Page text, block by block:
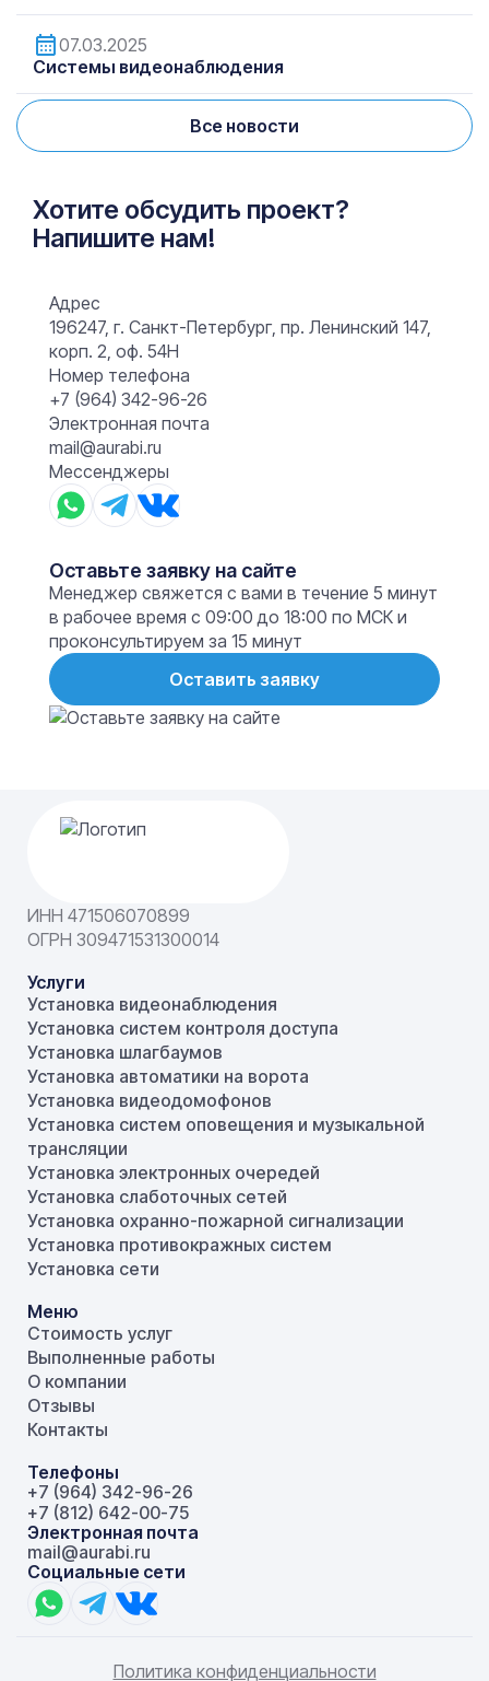
07.03.2025
Системы видеонаблюдения
Все новости
Хотите обсудить проект?
Напишите нам!
Адрес
196247, г. Санкт-Петербург, пр. Ленинский 147,
корп. 2, оф. 54Н
Номер телефона
+7 (964) 342-96-26
Электронная почта
mail@aurabi.ru
Мессенджеры
Оставьте заявку на сайте
Менеджер свяжется с вами в течение 5 минут
в рабочее время с 09:00 до 18:00 по МСК и
проконсультируем за 15 минут
Оставить заявку
ИНН 471506070899
ОГРН 309471531300014
Услуги
Установка видеонаблюдения
Установка систем контроля доступа
Установка шлагбаумов
Установка автоматики на ворота
Установка видеодомофонов
Установка систем оповещения и музыкальной
трансляции
Установка электронных очередей
Установка слаботочных сетей
Установка охранно-пожарной сигнализации
Установка противокражных систем
Установка сети
Меню
Стоимость услуг
Выполненные работы
О компании
Отзывы
Контакты
Телефоны
+7 (964) 342-96-26
+7 (812) 642-00-75
Электронная почта
mail@aurabi.ru
Социальные сети
Политика конфиденциальности